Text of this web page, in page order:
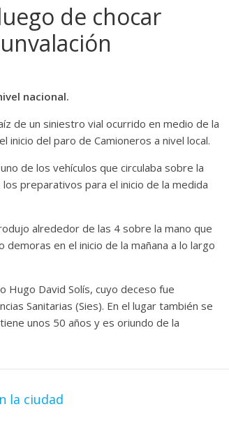
de chocar
nacional.
de un siniestro vial ocurrido en medio de la
inicio del paro de Camioneros a nivel local.
de los vehículos que circulaba sobre la
preparativos para el inicio de la medida
alrededor de las 4 sobre la mano que
en el inicio de la mañana a lo largo
Hugo David Solís, cuyo deceso fue
Sanitarias (Sies). En el lugar también se
unos 50 años y es oriundo de la
la ciudad